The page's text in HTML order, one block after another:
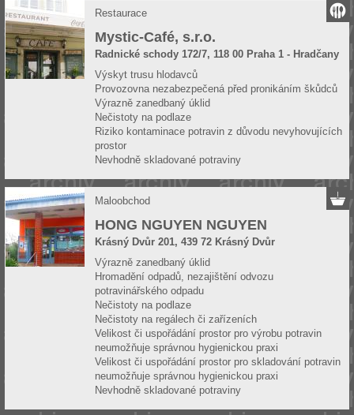
Restaurace
Mystic-Café, s.r.o.
Radnické schody 172/7, 118 00 Praha 1 - Hradčany
Výskyt trusu hlodavců
Provozovna nezabezpečená před pronikáním škůdců
Výrazně zanedbaný úklid
Nečistoty na podlaze
Riziko kontaminace potravin z důvodu nevyhovujících
prostor
Nevhodně skladované potraviny
Maloobchod
HONG NGUYEN NGUYEN
Krásný Dvůr 201, 439 72 Krásný Dvůr
Výrazně zanedbaný úklid
Hromadění odpadů, nezajištění odvozu
potravinářského odpadu
Nečistoty na podlaze
Nečistoty na regálech či zařízeních
Velikost či uspořádání prostor pro výrobu potravin
neumožňuje správnou hygienickou praxi
Velikost či uspořádání prostor pro skladování potravin
neumožňuje správnou hygienickou praxi
Nevhodně skladované potraviny